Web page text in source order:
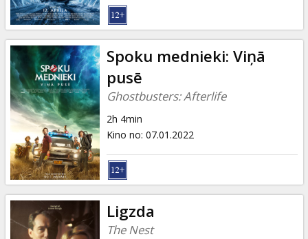
Uzkodas
B2B
Kino
Klubs
Spoku mednieki: Viņā
pusē
Ghostbusters: Afterlife
2h 4min
Kino no: 07.01.2022
Ligzda
The Nest